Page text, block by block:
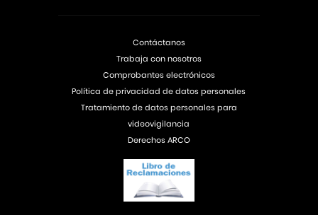
Contáctanos
Trabaja con nosotros
Comprobantes electrónicos
Política de privacidad de datos personales
Tratamiento de datos personales para
videovigilancia
Derechos ARCO